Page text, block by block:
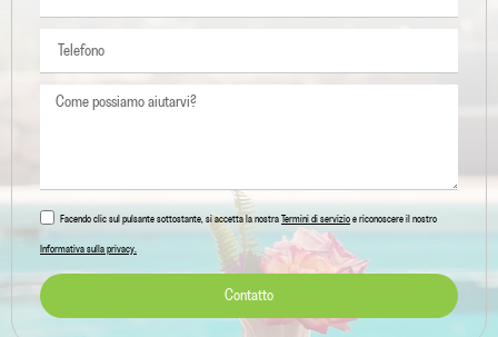
Facendo clic sul pulsante sottostante, si accetta la nostra Termini di servizio e riconoscere il nostro
Informativa sulla privacy.
Contatto